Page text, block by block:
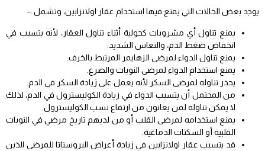
يوجد بعض الحالات التي يمنع فيها استخدام عقار اولانزابين، وتشمل :-
يمنع تناول أي مشروبات كحولية أثناء تناول العقار، لأنه يتسبب في
انخفاض ضغط الدم، والنعاس الشديد.
يمنع تناول الدواء لمرضى الزهايمر المرتبط بالخرف.
يمنع استخدام الدواء لمرضى النوبات والصرع.
يحذر تناوله لمرضى السكر لأنه يعمل على زيادة السكر في الدم.
من المحتمل أن يتسبب الدواء في زيادة الكوليسترول في الدم، لذلك
لا يمكن تناوله لمن يعانون من ارتفاع نسب الكوليسترول.
يمنع استخدامه لمرضى القلب أو من لديهم تاريخ مرضي في النوبات
القلبية أو السكتات الدماغية.
قد يتسبب عقار اولانزابين في زيادة أعراض البروستاتا للمرضى الذين